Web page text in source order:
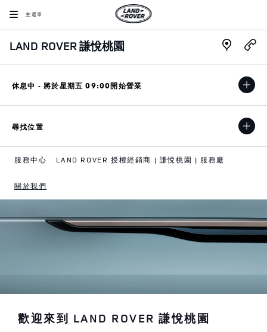
主選單
LAND ROVER 謙悅桃園 Link
休息中 - 將於星期五 09:00開始營業
尋找位置
服務中心 LAND ROVER 授權經銷商 | 謙悅桃園 | 服務廠
關於我們
歡迎來到 LAND ROVER 謙悅桃園